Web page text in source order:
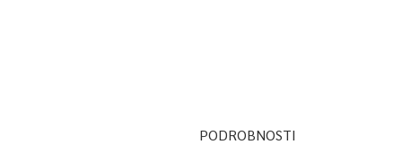
PODROBNOSTI